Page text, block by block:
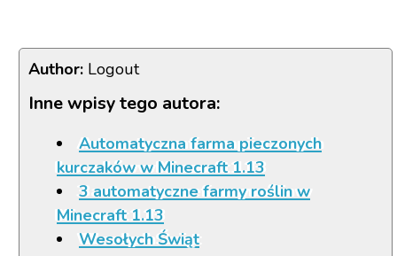
Author: Logout
Inne wpisy tego autora:
Automatyczna farma pieczonych
kurczaków w Minecraft 1.13
3 automatyczne farmy roślin w
Minecraft 1.13
Wesołych Świąt